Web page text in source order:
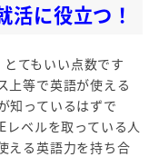
活に役立つ！
てもいい点数です
上等で英語が使える
知っているはずで
レベルを取っている人
える英語力を持ち合